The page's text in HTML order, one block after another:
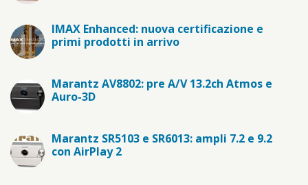
IMAX Enhanced: nuova certificazione e
primi prodotti in arrivo
Marantz AV8802: pre A/V 13.2ch Atmos e
Auro-3D
Marantz SR5103 e SR6013: ampli 7.2 e 9.2
con AirPlay 2